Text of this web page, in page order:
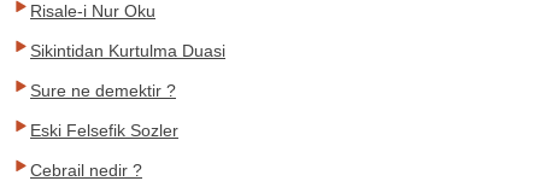
Risale-i Nur Oku
Sikintidan Kurtulma Duasi
Sure ne demektir ?
Eski Felsefik Sozler
Cebrail nedir ?